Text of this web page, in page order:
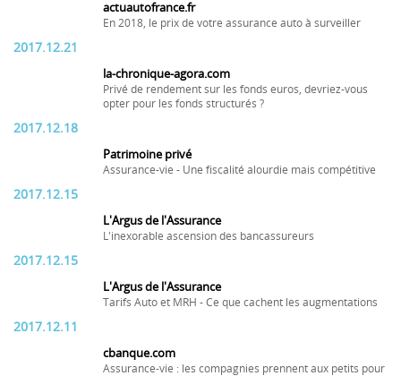
actuautofrance.fr
En 2018, le prix de votre assurance auto à surveiller
2017.12.21
la-chronique-agora.com
Privé de rendement sur les fonds euros, devriez-vous
opter pour les fonds structurés ?
2017.12.18
Patrimoine privé
Assurance-vie - Une fiscalité alourdie mais compétitive
2017.12.15
L'Argus de l'Assurance
L'inexorable ascension des bancassureurs
2017.12.15
L'Argus de l'Assurance
Tarifs Auto et MRH - Ce que cachent les augmentations
2017.12.11
cbanque.com
Assurance-vie : les compagnies prennent aux petits pour